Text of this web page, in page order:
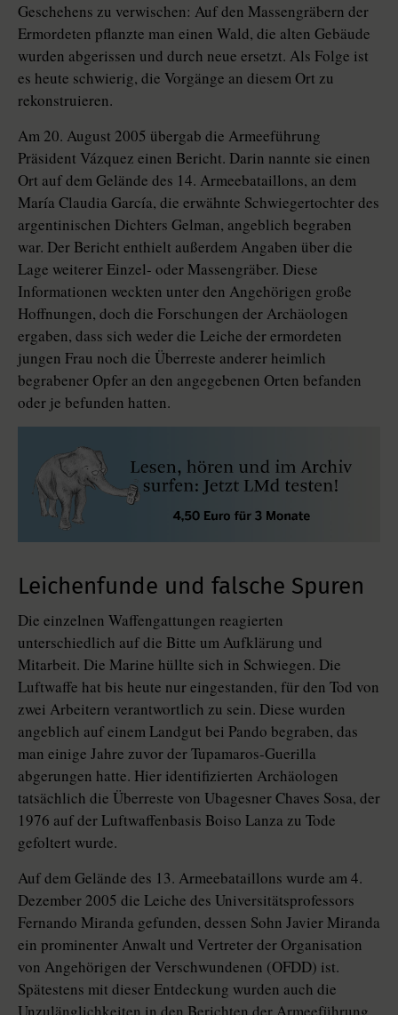
Geschehens zu verwischen: Auf den Massengräbern der
Ermordeten pflanzte man einen Wald, die alten Gebäude
wurden abgerissen und durch neue ersetzt. Als Folge ist
es heute schwierig, die Vorgänge an diesem Ort zu
rekonstruieren.
Am 20. August 2005 übergab die Armeeführung
Präsident Vázquez einen Bericht. Darin nannte sie einen
Ort auf dem Gelände des 14. Armeebataillons, an dem
María Claudia García, die erwähnte Schwiegertochter des
argentinischen Dichters Gelman, angeblich begraben
war. Der Bericht enthielt außerdem Angaben über die
Lage weiterer Einzel- oder Massengräber. Diese
Informationen weckten unter den Angehörigen große
Hoffnungen, doch die Forschungen der Archäologen
ergaben, dass sich weder die Leiche der ermordeten
jungen Frau noch die Überreste anderer heimlich
begrabener Opfer an den angegebenen Orten befanden
oder je befunden hatten.
Leichenfunde und falsche Spuren
Die einzelnen Waffengattungen reagierten
unterschiedlich auf die Bitte um Aufklärung und
Mitarbeit. Die Marine hüllte sich in Schwiegen. Die
Luftwaffe hat bis heute nur eingestanden, für den Tod von
zwei Arbeitern verantwortlich zu sein. Diese wurden
angeblich auf einem Landgut bei Pando begraben, das
man einige Jahre zuvor der Tupamaros-Guerilla
abgerungen hatte. Hier identifizierten Archäologen
tatsächlich die Überreste von Ubagesner Chaves Sosa, der
1976 auf der Luftwaffenbasis Boiso Lanza zu Tode
gefoltert wurde.
Auf dem Gelände des 13. Armeebataillons wurde am 4.
Dezember 2005 die Leiche des Universitätsprofessors
Fernando Miranda gefunden, dessen Sohn Javier Miranda
ein prominenter Anwalt und Vertreter der Organisation
von Angehörigen der Verschwundenen (OFDD) ist.
Spätestens mit dieser Entdeckung wurden auch die